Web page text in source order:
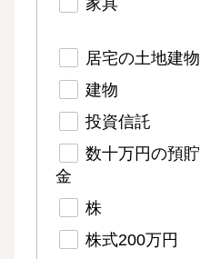
家具
居宅の土地建物
建物
投資信託
数十万円の預貯
金
株
株式200万円